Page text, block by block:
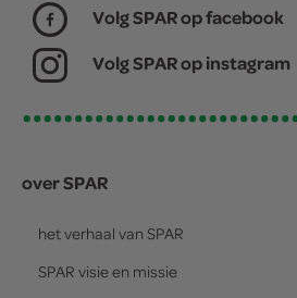
Volg SPAR op facebook
Volg SPAR op instagram
over SPAR
het verhaal van SPAR
SPAR visie en missie